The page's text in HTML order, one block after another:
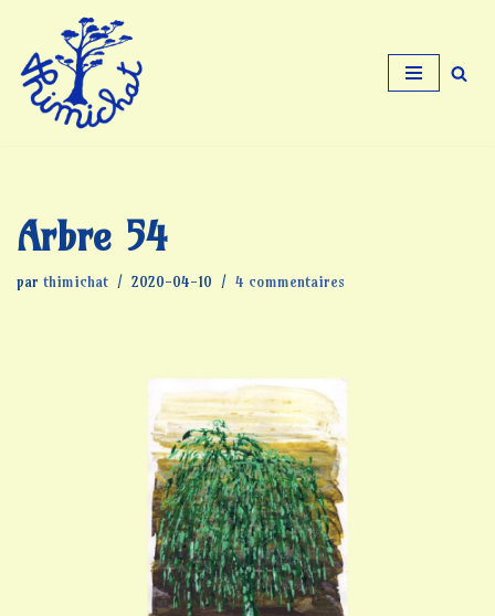
Aller
au
contenu
Arbre 54
par thimichat 2020-04-10 4 commentaires